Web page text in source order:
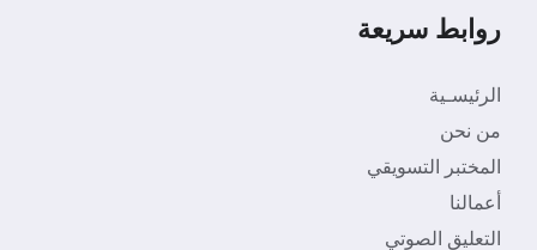
روابط سريعة
الرئيسـية
من نحن
المختبر التسويقي
أعمالنا
التعليق الصوتي